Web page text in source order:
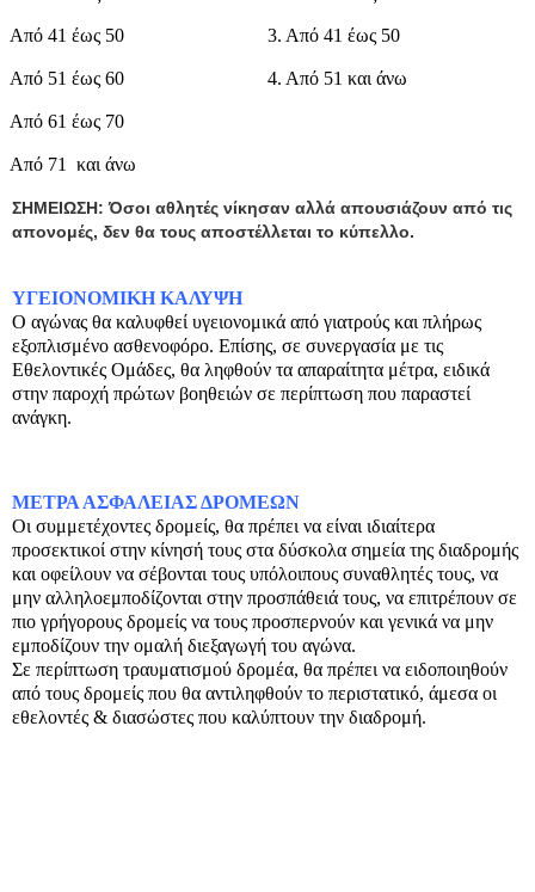
Από 41 έως 50 3. Από 41 έως 50
Από 51 έως 60 4. Από 51 και άνω
Από 61 έως 70
Από 71 και άνω
ΣΗΜΕΙΩΣΗ: Όσοι αθλητές νίκησαν αλλά απουσιάζουν από τις
απονομές, δεν θα τους αποστέλλεται το κύπελλο.
ΥΓΕΙΟΝΟΜΙΚΗ ΚΑΛΥΨΗ
Ο αγώνας θα καλυφθεί υγειονομικά από γιατρούς και πλήρως
εξοπλισμένο ασθενοφόρο. Επίσης, σε συνεργασία με τις
Εθελοντικές Ομάδες, θα ληφθούν τα απαραίτητα μέτρα, ειδικά
στην παροχή πρώτων βοηθειών σε περίπτωση που παραστεί
ανάγκη.
ΜΕΤΡΑ ΑΣΦΑΛΕΙΑΣ ΔΡΟΜΕΩΝ
Οι συμμετέχοντες δρομείς, θα πρέπει να είναι ιδιαίτερα
προσεκτικοί στην κίνησή τους στα δύσκολα σημεία της διαδρομής
και οφείλουν να σέβονται τους υπόλοιπους συναθλητές τους, να
μην αλληλοεμποδίζονται στην προσπάθειά τους, να επιτρέπουν σε
πιο γρήγορους δρομείς να τους προσπερνούν και γενικά να μην
εμποδίζουν την ομαλή διεξαγωγή του αγώνα.
Σε περίπτωση τραυματισμού δρομέα, θα πρέπει να ειδοποιηθούν
από τους δρομείς που θα αντιληφθούν το περιστατικό, άμεσα οι
εθελοντές & διασώστες που καλύπτουν την διαδρομή.